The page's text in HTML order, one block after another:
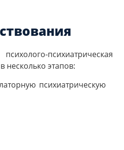
психиатрическая
несколько этапов: